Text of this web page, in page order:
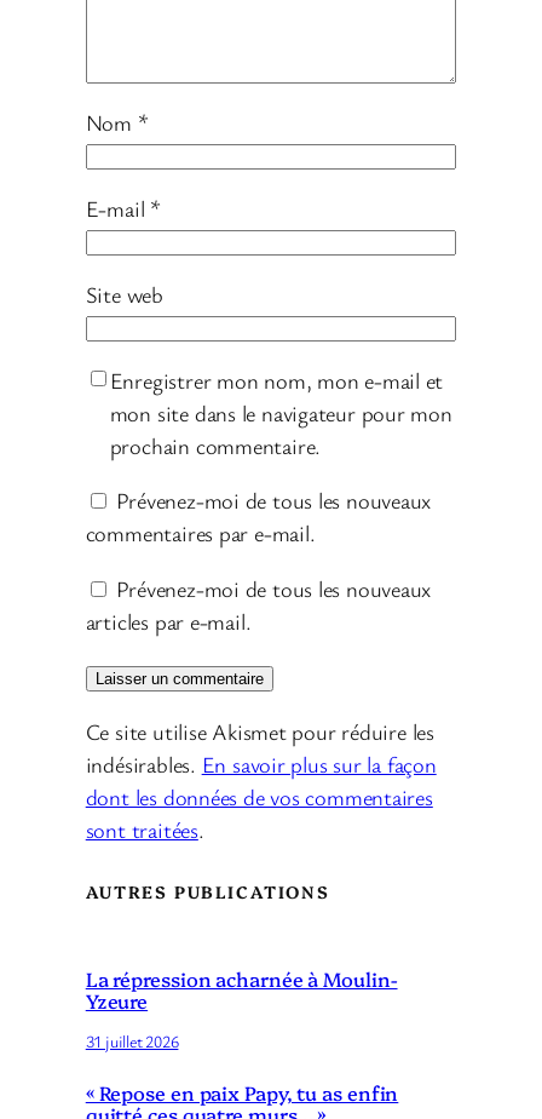
Nom *
E-mail *
Site web
Enregistrer mon nom, mon e-mail et
mon site dans le navigateur pour mon
prochain commentaire.
Prévenez-moi de tous les nouveaux
commentaires par e-mail.
Prévenez-moi de tous les nouveaux
articles par e-mail.
Ce site utilise Akismet pour réduire les
indésirables. En savoir plus sur la façon
dont les données de vos commentaires
sont traitées.
AUTRES PUBLICATIONS
La répression acharnée à Moulin-
Yzeure
31 juillet 2026
« Repose en paix Papy, tu as enfin